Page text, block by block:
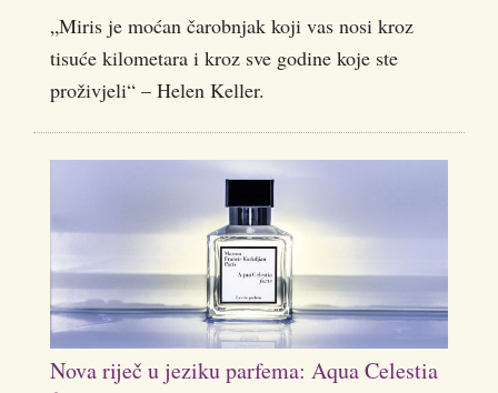
„Miris je moćan čarobnjak koji vas nosi kroz
tisuće kilometara i kroz sve godine koje ste
proživjeli“ – Helen Keller.
Nova riječ u jeziku parfema: Aqua Celestia